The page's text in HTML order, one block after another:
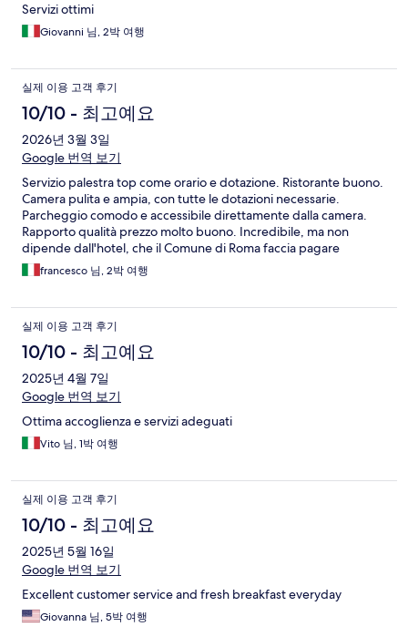
Servizi ottimi
Giovanni 님, 2박 여행
실제 이용 고객 후기
10/10 - 최고예요
2026년 3월 3일
Google 번역 보기
Servizio palestra top come orario e dotazione. Ristorante buono.
Camera pulita e ampia, con tutte le dotazioni necessarie.
Parcheggio comodo e accessibile direttamente dalla camera.
Rapporto qualità prezzo molto buono. Incredibile, ma non
dipende dall'hotel, che il Comune di Roma faccia pagare
7,5€/giorno per tassa di soggiorno visti i servizi che offre al
turista
francesco 님, 2박 여행
실제 이용 고객 후기
10/10 - 최고예요
2025년 4월 7일
Google 번역 보기
Ottima accoglienza e servizi adeguati
Vito 님, 1박 여행
실제 이용 고객 후기
10/10 - 최고예요
2025년 5월 16일
Google 번역 보기
Excellent customer service and fresh breakfast everyday
Giovanna 님, 5박 여행